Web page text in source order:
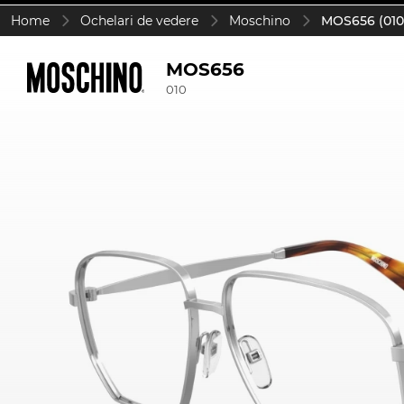
Home Ochelari de vedere Moschino MOS656
MOS656
010